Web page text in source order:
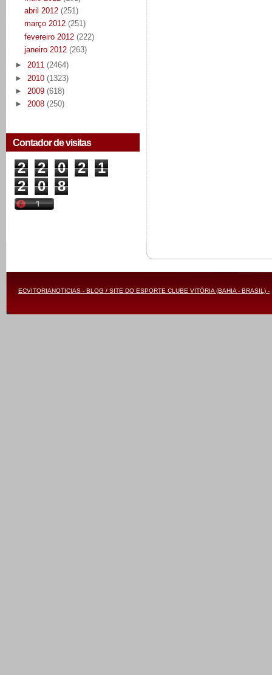
abril 2012 (251)
março 2012 (251)
fevereiro 2012 (222)
janeiro 2012 (263)
► 2011 (2464)
► 2010 (1323)
► 2009 (618)
► 2008 (250)
Contador de visitas
2 2 0 2
1
2
0 8
ECVITORIANOTICIAS - BLOG / SITE DO ESPORTE CLUBE VITÓRIA (BAHIA - BRASIL) -